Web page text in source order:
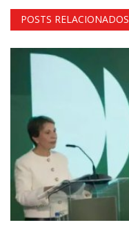
POSTS RELACIONADOS